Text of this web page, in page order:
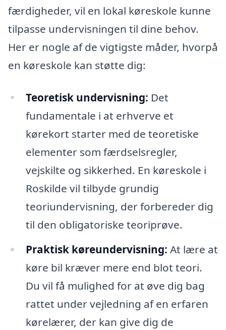
færdigheder, vil en lokal køreskole kunne
tilpasse undervisningen til dine behov.
Her er nogle af de vigtigste måder, hvorpå
en køreskole kan støtte dig:
Teoretisk undervisning: Det
fundamentale i at erhverve et
kørekort starter med de teoretiske
elementer som færdselsregler,
vejskilte og sikkerhed. En køreskole i
Roskilde vil tilbyde grundig
teoriundervisning, der forbereder dig
til den obligatoriske teoriprøve.
Praktisk køreundervisning: At lære at
køre bil kræver mere end blot teori.
Du vil få mulighed for at øve dig bag
rattet under vejledning af en erfaren
kørelærer, der kan give dig de